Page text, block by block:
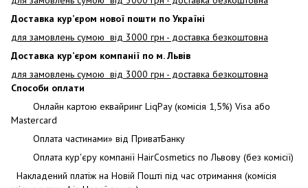
Доставка кур’єром нової пошти по Україні
для замовлень сумою від 3000 грн - доставка безкоштовна
Доставка кур’єром компанії по м. Львів
для замовлень сумою від 3000 грн - доставка безкоштовна
Способи оплати
Онлайн картою еквайринг LiqPay (комісія 1,5%) Visa або
Mastercard
Оплата частинами» від ПриватБанку
Оплата кур'єру компанії HairCosmetics по Львову (без комісії)
Накладений платіж на Новій Пошті під час отримання (комісія